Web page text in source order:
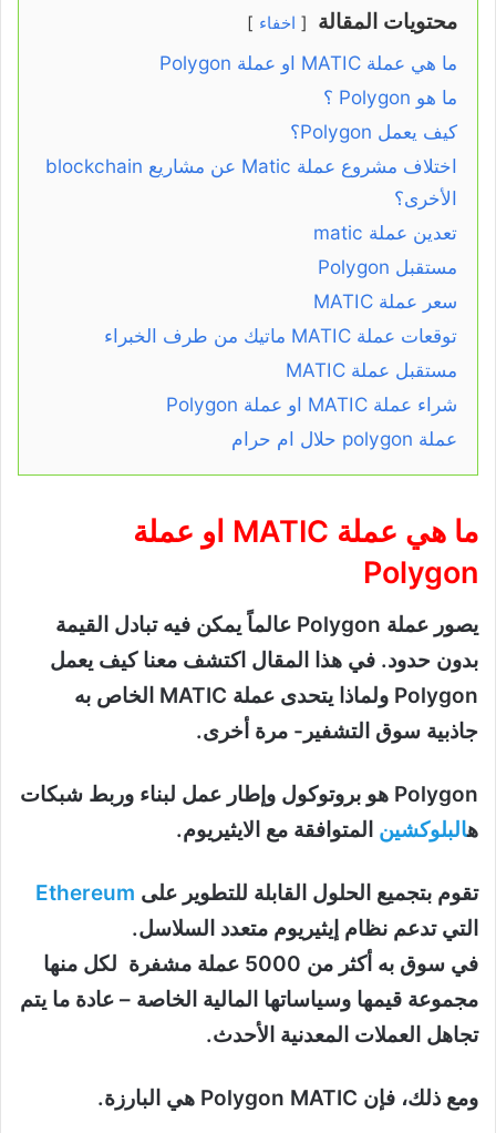
محتويات المقالة اخفاء
ما هي عملة MATIC او عملة Polygon
ما هو Polygon ؟
كيف يعمل Polygon؟
اختلاف مشروع عملة Matic عن مشاريع blockchain
الأخرى؟
تعدين عملة matic
مستقبل Polygon
سعر عملة MATIC
توقعات عملة MATIC ماتيك من طرف الخبراء
مستقبل عملة MATIC
شراء عملة MATIC او عملة Polygon
عملة polygon حلال ام حرام
ما هي عملة MATIC او عملة
Polygon
يصور عملة Polygon عالماً يمكن فيه تبادل القيمة
بدون حدود. في هذا المقال اكتشف معنا كيف يعمل
Polygon ولماذا يتحدى عملة MATIC الخاص به
جاذبية سوق التشفير- مرة أخرى.
Polygon هو بروتوكول وإطار عمل لبناء وربط شبكات
هالبلوكشين المتوافقة مع الايثيريوم.
تقوم بتجميع الحلول القابلة للتطوير على Ethereum
التي تدعم نظام إيثيريوم متعدد السلاسل.
في سوق به أكثر من 5000 عملة مشفرة لكل منها
مجموعة قيمها وسياساتها المالية الخاصة – عادة ما يتم
تجاهل العملات المعدنية الأحدث.
ومع ذلك، فإن Polygon MATIC هي البارزة.